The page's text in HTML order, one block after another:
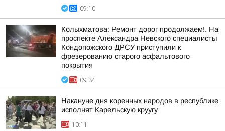
09:10
Колыхматова: Ремонт дорог продолжаем!. На
проспекте Александра Невского специалисты
Кондопожского ДРСУ приступили к
фрезерованию старого асфальтового
покрытия
09:34
Накануне дня коренных народов в республике
исполнят Карельскую круугу
10:11